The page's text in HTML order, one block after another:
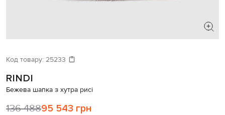
Давайте підберемо щось ще
Код товару: 25233
RINDI
Бежева шапка з хутра рисі
136 48895 543 грн